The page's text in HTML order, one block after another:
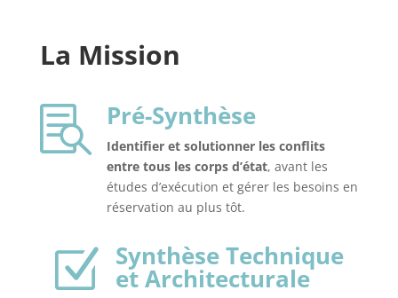
La Mission
 Pré-Synthèse
Identifier et solutionner les conflits
entre tous les corps d’état, avant les
études d’exécution et gérer les besoins en
réservation au plus tôt.
Z Synthèse Technique
et Architecturale